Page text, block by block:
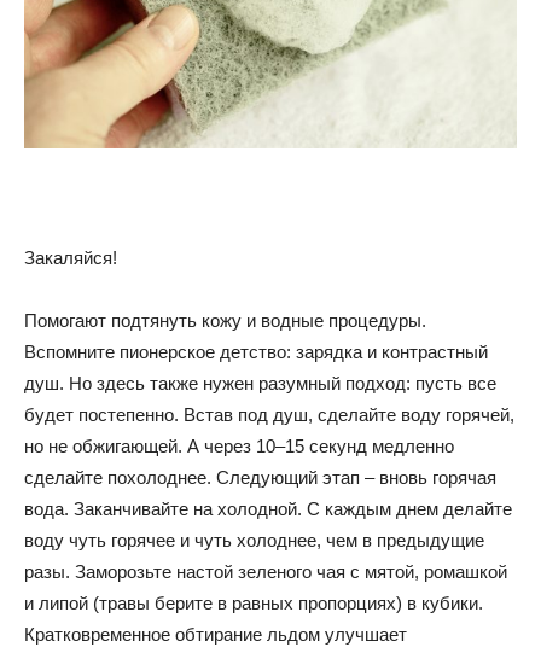
Закаляйся!
Помогают подтянуть кожу и водные процедуры.
Вспомните пионерское детство: зарядка и контрастный
душ. Но здесь также нужен разумный подход: пусть все
будет постепенно. Встав под душ, сделайте воду горячей,
но не обжигающей. А через 10–15 секунд медленно
сделайте похолоднее. Следующий этап – вновь горячая
вода. Заканчивайте на холодной. С каждым днем делайте
воду чуть горячее и чуть холоднее, чем в предыдущие
разы. Заморозьте настой зеленого чая с мятой, ромашкой
и липой (травы берите в равных пропорциях) в кубики.
Кратковременное обтирание льдом улучшает